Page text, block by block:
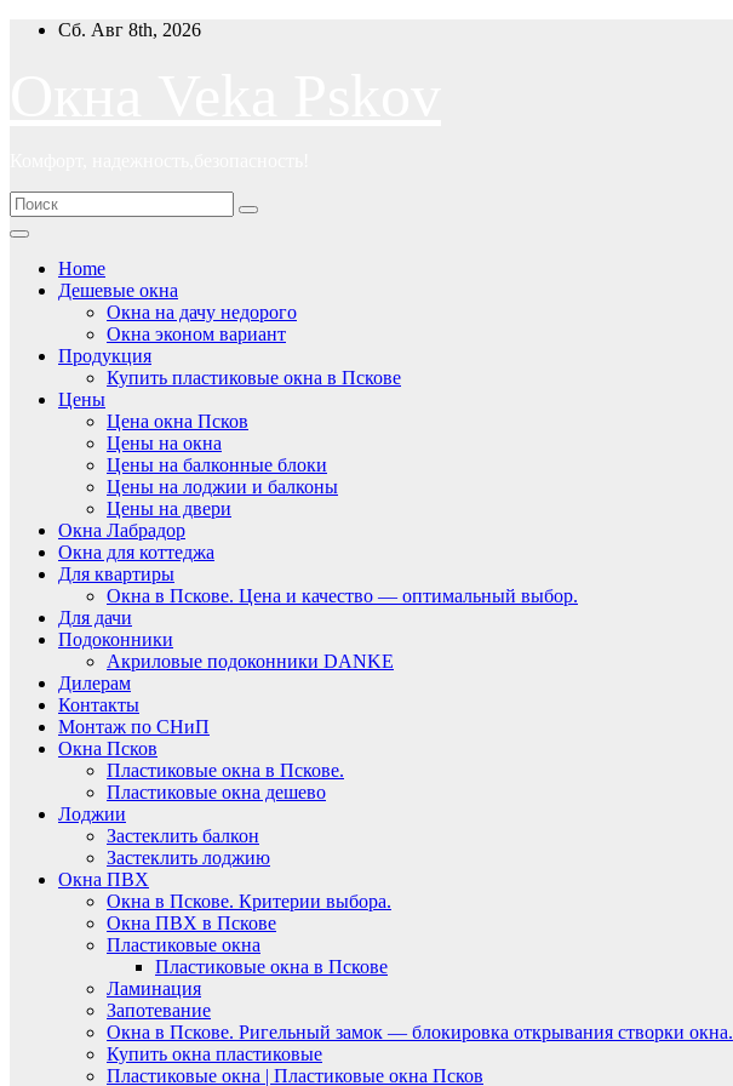
ПерейтиСб. Авг 8th, 2026
Home
Дешевые окна
Окна на дачу недорого
Окна эконом вариант
Продукция
Купить пластиковые окна в Пскове
Цены
Цена окна Псков
Цены на окна
Цены на балконные блоки
Цены на лоджии и балконы
Цены на двери
Окна Лабрадор
Окна для коттеджа
Для квартиры
Окна в Пскове. Цена и качество — оптимальный выбор.
Для дачи
Подоконники
Акриловые подоконники DANKE
Дилерам
Контакты
Монтаж по СНиП
Окна Псков
Пластиковые окна в Пскове.
Пластиковые окна дешево
Лоджии
Застеклить балкон
Застеклить лоджию
Окна ПВХ
Окна в Пскове. Критерии выбора.
Окна ПВХ в Пскове
Пластиковые окна
Пластиковые окна в Пскове
Ламинация
Запотевание
Окна в Пскове. Ригельный замок — блокировка открывания створки окна.
Купить окна пластиковые
Пластиковые окна | Пластиковые окна Псков